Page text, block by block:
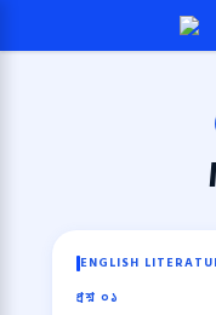
to
ENGLISH
প্রশ্ন ০১